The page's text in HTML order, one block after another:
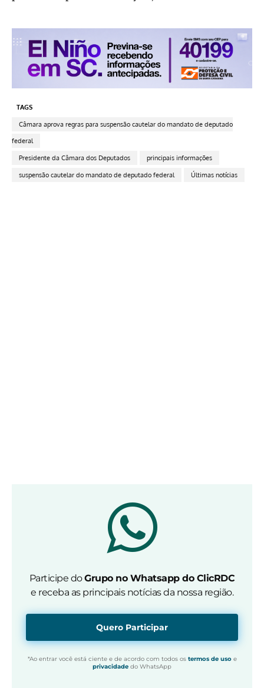
TAGS
Câmara aprova regras para suspensão cautelar do mandato de deputado
federal
Presidente da Câmara dos Deputados principais informações
suspensão cautelar do mandato de deputado federal Últimas notícias
Participe doGrupo no Whatsapp do ClicRDC
e receba as principais notícias da nossa região.
Quero Participar
*Ao entrar você está ciente e de acordo com todos os termos de usoe
privacidade do WhatsApp